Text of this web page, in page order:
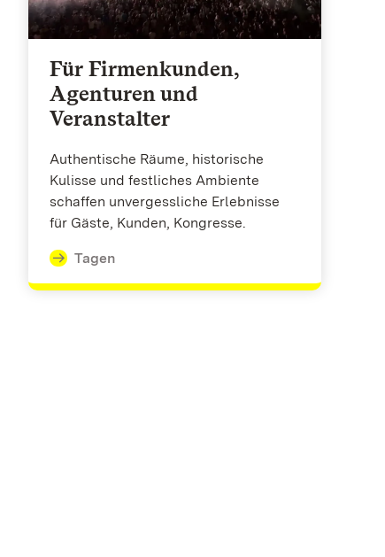
Für Firmenkunden,
Agenturen und
Veranstalter
Authentische Räume, historische
Kulisse und festliches Ambiente
schaffen unvergessliche Erlebnisse
für Gäste, Kunden, Kongresse.
Tagen